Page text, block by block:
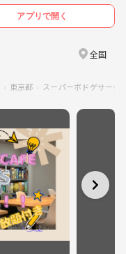
アプリで開く
全国
東京都 スーパーボドゲサーク